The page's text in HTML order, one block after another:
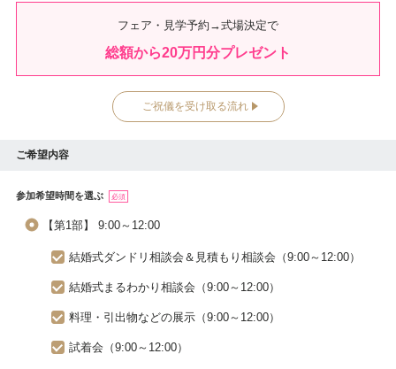
フェア・見学予約→式場決定で
総額から20万円分プレゼント
ご祝儀を受け取る流れ
ご希望内容
参加希望時間を選ぶ 必須
【第1部】 9:00～12:00
結婚式ダンドリ相談会＆見積もり相談会（9:00～12:00）
結婚式まるわかり相談会（9:00～12:00）
料理・引出物などの展示（9:00～12:00）
試着会（9:00～12:00）